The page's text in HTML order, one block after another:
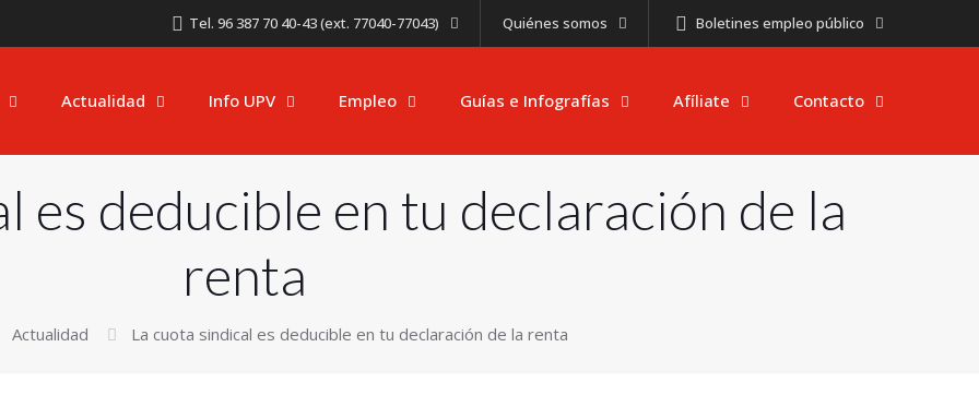
Tel. 96 387 70 40-43 (ext. 77040-77043) Quiénes somos Boletines empleo público
Actualidad Info UPV Empleo Guías e Infografías Afíliate Contacto
es deducible en tu declaración de la
renta
Actualidad La cuota sindical es deducible en tu declaración de la renta